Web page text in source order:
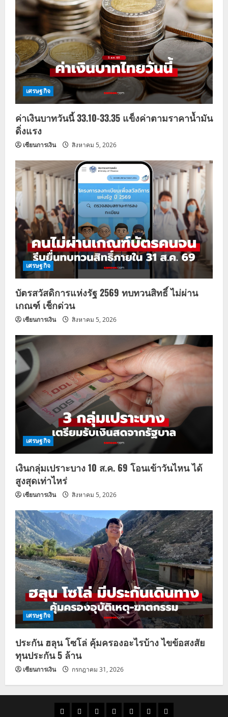
เศรษฐกิจ
ค่าเงินบาทวันนี้ 33.10-33.35 แข็งค่าตามราคาน้ำมัน
ดิ่งแรง
เซียนการเงิน สิงหาคม 5, 2026
เศรษฐกิจ
บัตรสวัสดิการแห่งรัฐ 2569 ทบทวนสิทธิ์ ไม่ผ่าน
เกณฑ์ เช็กด่วน
เซียนการเงิน สิงหาคม 5, 2026
เศรษฐกิจ
เงินกลุ่มเปราะบาง 10 ส.ค. 69 โอนเข้าวันไหน ได้
สูงสุดเท่าไหร่
เซียนการเงิน สิงหาคม 5, 2026
เศรษฐกิจ
ประกัน ฮลุน โซโล่ คุ้มครองอะไรบ้าง ไขข้อสงสัย
ทุนประกัน 5 ล้าน
เซียนการเงิน กรกฎาคม 31, 2026
ราคาแนว ข่าว ข่าว ดูด ที่ ผู้ชาย